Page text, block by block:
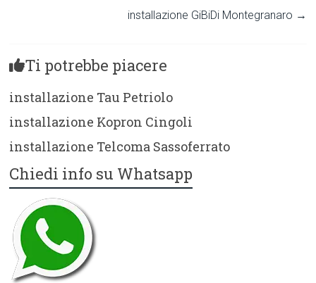
installazione GiBiDi Montegranaro →
Ti potrebbe piacere
installazione Tau Petriolo
installazione Kopron Cingoli
installazione Telcoma Sassoferrato
Chiedi info su Whatsapp